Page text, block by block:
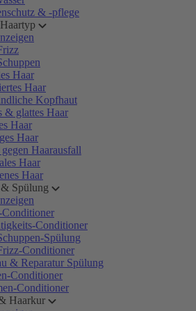
& -pflege
Haar
Haar
Kopfhaut
& glattes Haar
Haar
Haar
Haarausfall
Haar
Haar
Spülung
Conditioner
Spülung
Conditioner
& Reparatur Spülung
Conditioner
Conditioner
Haarkur